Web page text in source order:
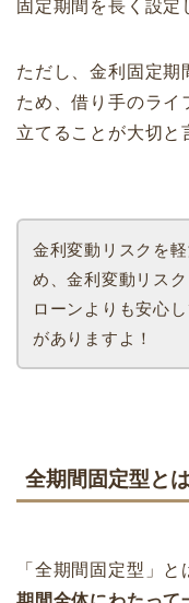
固定期間を長く設定
ただし、金利固定期
ため、借り手のライ
立てることが大切と
金利変動リスクを
め、金利変動リス
ローンよりも安心
がありますよ！
全期間固定型とは
「全期間固定型」